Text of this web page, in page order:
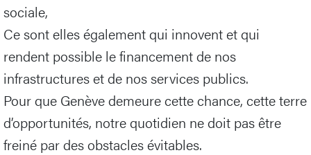
sociale,
Ce sont elles également qui innovent et qui
rendent possible le financement de nos
infrastructures et de nos services publics.
Pour que Genève demeure cette chance, cette terre
d’opportunités, notre quotidien ne doit pas être
freiné par des obstacles évitables.